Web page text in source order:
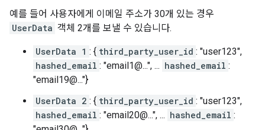
예를 들어 사용자에게 이메일 주소가 30개 있는 경우
UserData 객체 2개를 보낼 수 있습니다.
UserData 1 : { third_party_user_id : "user123",
hashed_email : "email1@...", ... hashed_email :
"email19@..."}
UserData 2 : { third_party_user_id : "user123",
hashed_email : "email20@...", ... hashed_email :